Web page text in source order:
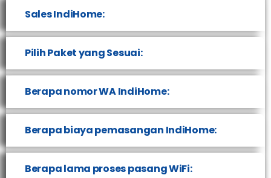
Sales IndiHome:
Pilih Paket yang Sesuai:
Berapa nomor WA IndiHome:
Berapa biaya pemasangan IndiHome:
Berapa lama proses pasang WiFi: